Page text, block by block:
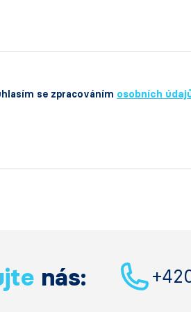
se zpracováním osobních
nás: